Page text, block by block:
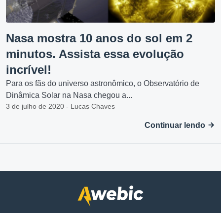
Nasa mostra 10 anos do sol em 2
minutos. Assista essa evolução
incrível!
Para os fãs do universo astronômico, o Observatório de
Dinâmica Solar na Nasa chegou a...
3 de julho de 2020 - Lucas Chaves
Continuar lendo